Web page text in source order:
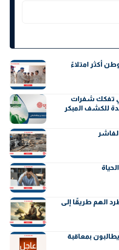
أكثر امتلاءً
تفكك شفرات
للكشف المبكر
الهم طريقًا إلى
بمعاقبة